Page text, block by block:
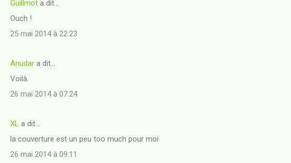
Guillmot a dit…
Ouch !
25 mai 2014 à 22:23
Anudar a dit…
Voilà.
26 mai 2014 à 07:24
XL a dit…
la couverture est un peu too much pour moi
26 mai 2014 à 09:11